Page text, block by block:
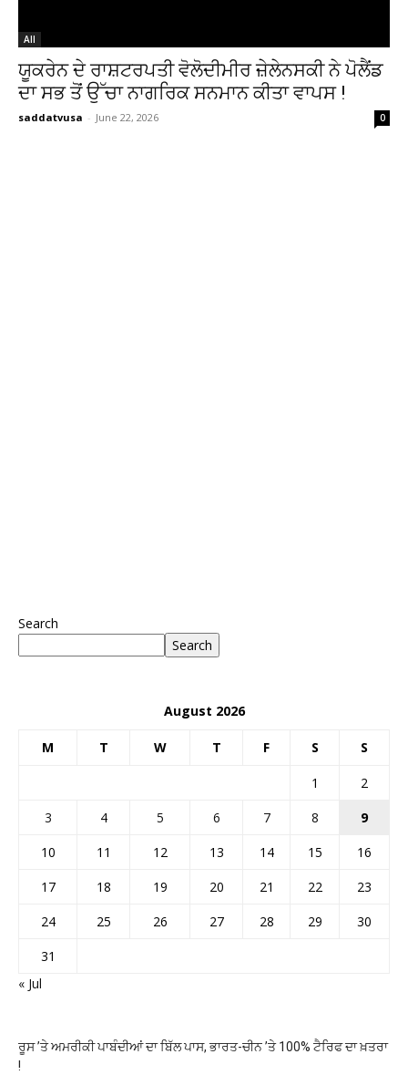
All
ਯੂਕਰੇਨ ਦੇ ਰਾਸ਼ਟਰਪਤੀ ਵੋਲੋਦੀਮੀਰ ਜ਼ੇਲੇਨਸਕੀ ਨੇ ਪੋਲੈਂਡ
ਦਾ ਸਭ ਤੋਂ ਉੱਚਾ ਨਾਗਰਿਕ ਸਨਮਾਨ ਕੀਤਾ ਵਾਪਸ !
saddatvusa - June 22, 2026 0
Search
Search
August 2026
M T W T F S S
1
2
3
4 5 6 7 8
9
10
11 12 13 14 15
16
17
18 19 20 21 22
23
24
25 26 27 28 29
30
31
« Jul
ਰੂਸ ’ਤੇ ਅਮਰੀਕੀ ਪਾਬੰਦੀਆਂ ਦਾ ਬਿੱਲ ਪਾਸ, ਭਾਰਤ-ਚੀਨ ’ਤੇ 100% ਟੈਰਿਫ ਦਾ ਖ਼ਤਰਾ
!